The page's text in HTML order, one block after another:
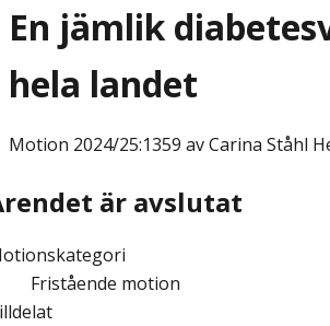
En jämlik
hela landet
Motion 2024/25:1359 av Carina Ståhl
är avslutat
Fristående motion